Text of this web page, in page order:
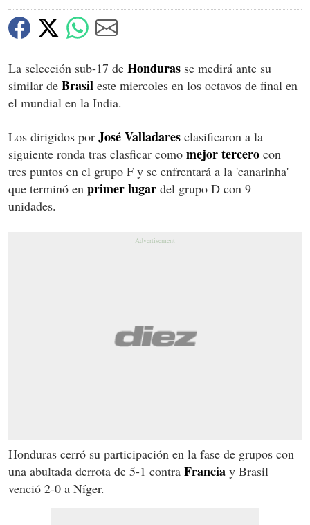
La selección sub-17 de Honduras se medirá ante su
similar de Brasil este miercoles en los octavos de final en
el mundial en la India.
Los dirigidos por José Valladares clasificaron a la
siguiente ronda tras clasficar como mejor tercero con
tres puntos en el grupo F y se enfrentará a la 'canarinha'
que terminó en primer lugar del grupo D con 9
unidades.
Honduras cerró su participación en la fase de grupos con
una abultada derrota de 5-1 contra Francia y Brasil
venció 2-0 a Níger.